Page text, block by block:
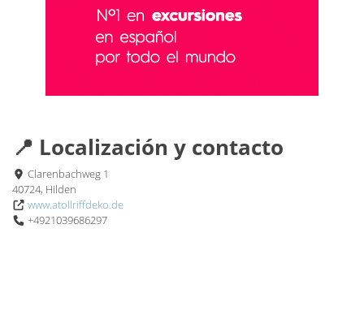
📍 Localización y contacto
Clarenbachweg 1
40724, Hilden
www.atollriffdeko.de
+4921039686297